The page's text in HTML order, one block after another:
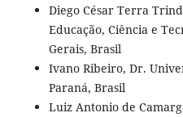
Diego César Terra
Educação, Ciência e
Gerais, Brasil
Ivano Ribeiro, Dr.
Paraná, Brasil
Luiz Antonio de